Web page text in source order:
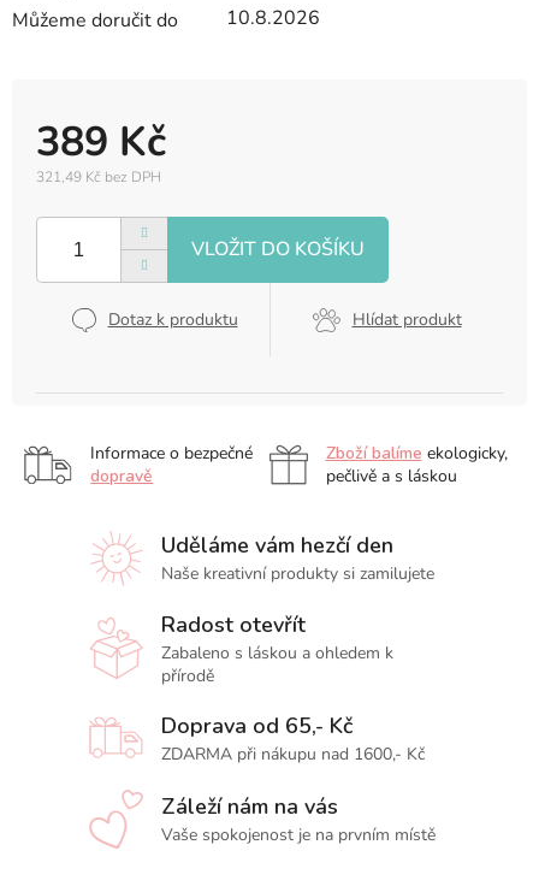
Můžeme doručit do
10.8.2026
389 Kč
321,49 Kč bez DPH
cena:
Dotaz k produktu Hlídat produkt
Informace o bezpečné
dopravě
Zboží balíme ekologicky,
pečlivě a s láskou
Uděláme vám hezčí den
Naše kreativní produkty si zamilujete
Radost otevřít
Zabaleno s láskou a ohledem k
přírodě
Doprava od 65,- Kč
ZDARMA při nákupu nad 1600,- Kč
Záleží nám na vás
Vaše spokojenost je na prvním místě